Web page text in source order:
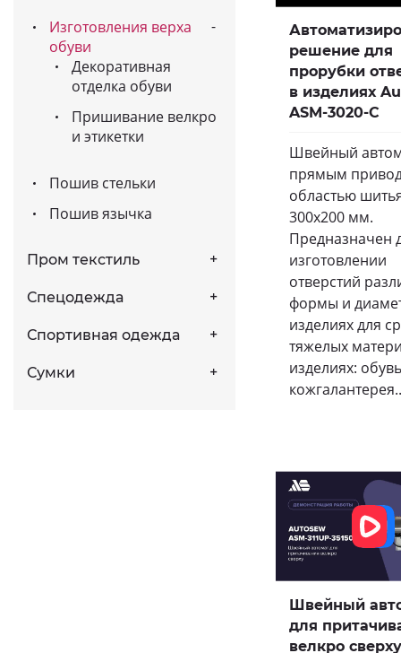
Изготовления верха
обуви
Декоративная
отделка обуви
Пришивание велкро
и этикетки
Пошив стельки
Пошив язычка
Пром текстиль
Спецодежда
Спортивная одежда
Сумки
решение для
прорубки
в изделиях
ASM-3020-C
Швейный
прямым
областью
300х200 мм.
Предназначен
изготовлении
отверстий
формы и
изделиях для
тяжелых
изделиях:
Швейный
для
велкро сверху